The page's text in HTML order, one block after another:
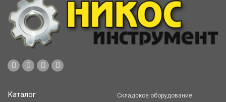
Каталог
Складское оборудование